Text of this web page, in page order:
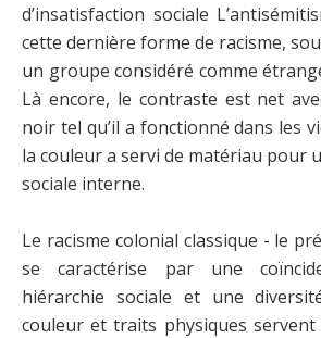
d’insatisfaction sociale
cette dernière forme de racisme,
un groupe considéré comme
Là encore, le contraste est net
noir tel qu’il a fonctionné dans les
la couleur a servi de matériau pour
sociale interne.
Le racisme colonial classique - le
se caractérise par une
hiérarchie sociale et une
couleur et traits physiques servent